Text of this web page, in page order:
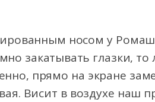
носом у
закатывать глазки, то
прямо на экране
Висит в воздухе наш